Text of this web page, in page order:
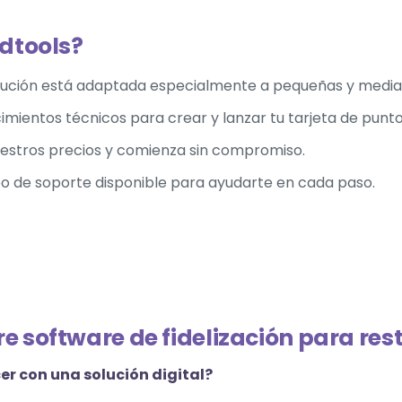
está adaptada especialmente a pequeñas y
técnicos para crear y lanzar tu tarjeta de
precios y comienza sin compromiso.
de soporte disponible para ayudarte en cada paso.
software de fidelización para
con una solución digital?